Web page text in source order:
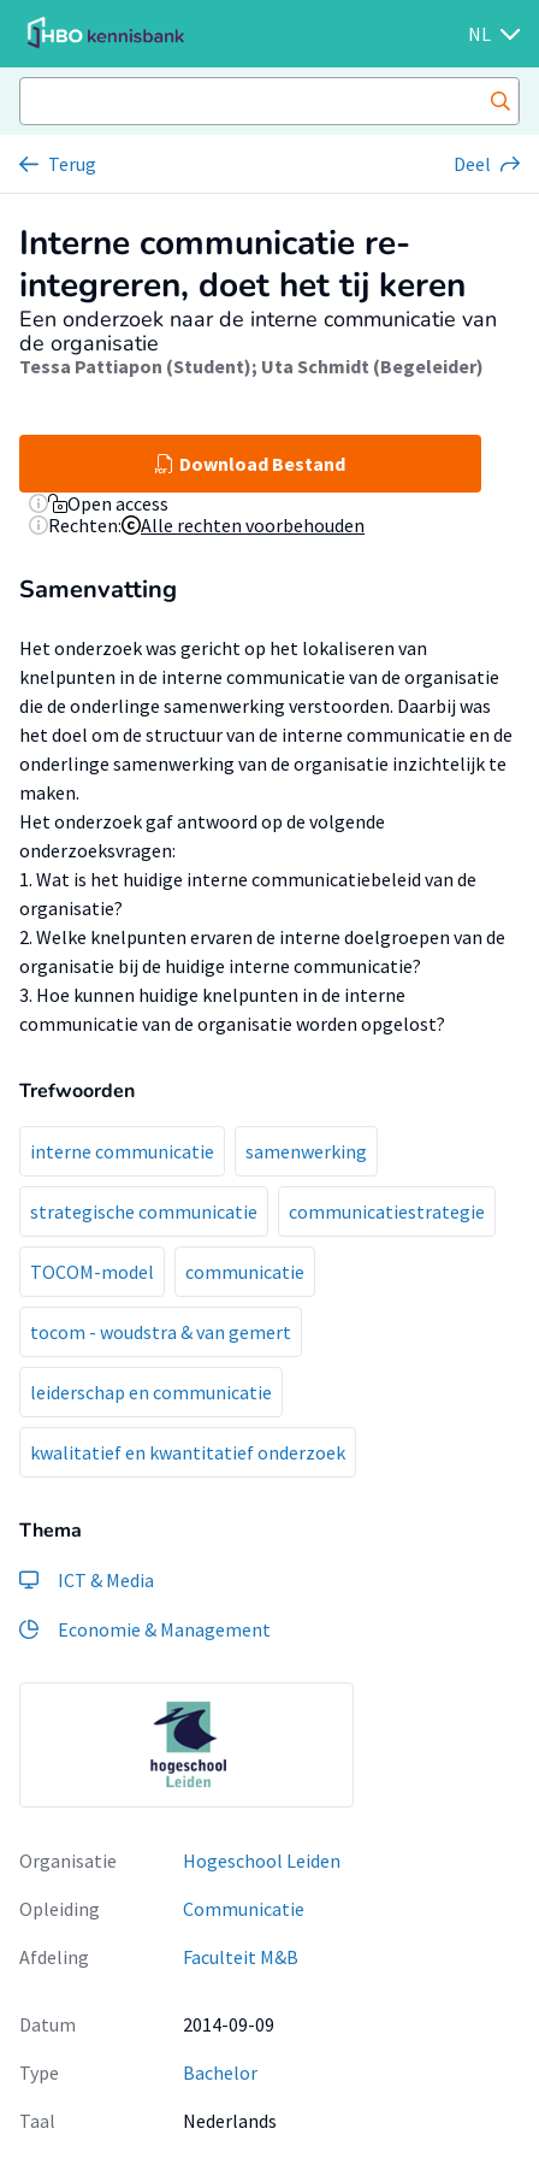
NL
Terug Deel
Interne communicatie re-
integreren, doet het tij keren
Een onderzoek naar de interne communicatie van
de organisatie
Tessa Pattiapon (Student); Uta Schmidt (Begeleider)
Download Bestand
Open access
Rechten:
Alle rechten voorbehouden
Samenvatting
Het onderzoek was gericht op het lokaliseren van
knelpunten in de interne communicatie van de organisatie
die de onderlinge samenwerking verstoorden. Daarbij was
het doel om de structuur van de interne communicatie en de
onderlinge samenwerking van de organisatie inzichtelijk te
maken.
Het onderzoek gaf antwoord op de volgende
onderzoeksvragen:
1. Wat is het huidige interne communicatiebeleid van de
organisatie?
2. Welke knelpunten ervaren de interne doelgroepen van de
organisatie bij de huidige interne communicatie?
3. Hoe kunnen huidige knelpunten in de interne
communicatie van de organisatie worden opgelost?
Trefwoorden
interne communicatie samenwerking
strategische communicatie communicatiestrategie
TOCOM-model communicatie
tocom - woudstra & van gemert
leiderschap en communicatie
kwalitatief en kwantitatief onderzoek
Thema
ICT & Media
Economie & Management
Organisatie
Hogeschool Leiden
Opleiding
Communicatie
Afdeling
Faculteit M&B
Datum
2014-09-09
Type
Bachelor
Taal
Nederlands